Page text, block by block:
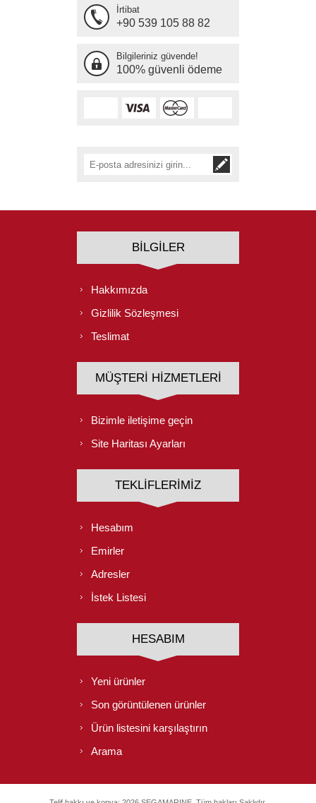
İrtibat
+90 539 105 88 82
Bilgileriniz güvende!
100% güvenli ödeme
BILGILER
Hakkımızda
Gizlilik Sözleşmesi
Teslimat
MÜŞTERI HIZMETLERI
Bizimle iletişime geçin
Site Haritası Ayarları
TEKLIFLERIMIZ
Hesabım
Emirler
Adresler
İstek Listesi
HESABIM
Yeni ürünler
Son görüntülenen ürünler
Ürün listesini karşılaştırın
Arama